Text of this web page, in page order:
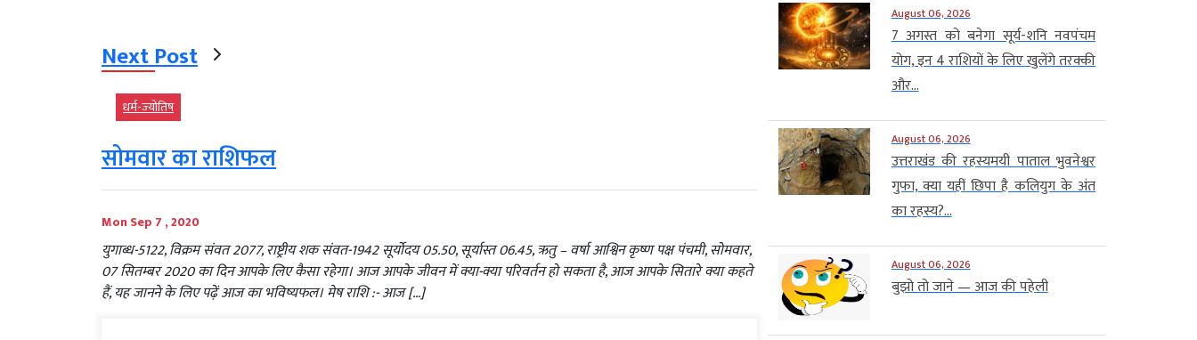
Next Post
धर्म-ज्‍योतिष
सोमवार का राशिफल
Mon Sep 7 , 2020
युगाब्ध-5122, विक्रम संवत 2077, राष्ट्रीय शक संवत-1942 सूर्योदय 05.50, सूर्यास्त 06.45, ऋतु – वर्षा आश्विन कृष्ण पक्ष पंचमी, सोमवार,
07 सितम्बर 2020 का दिन आपके लिए कैसा रहेगा। आज आपके जीवन में क्या-क्या परिवर्तन हो सकता है, आज आपके सितारे क्या कहते
हैं, यह जानने के लिए पढ़ें आज का भविष्यफल। मेष राशि :- आज […]
August 06, 2026
7 अगस्त को बनेगा सूर्य-शनि नवपंचम
योग, इन 4 राशियों के लिए खुलेंगे तरक्की
और...
August 06, 2026
उत्तराखंड की रहस्यमयी पाताल भुवनेश्वर
गुफा, क्या यहीं छिपा है कलियुग के अंत
का रहस्य?...
August 06, 2026
बुझो तो जाने — आज की पहेली